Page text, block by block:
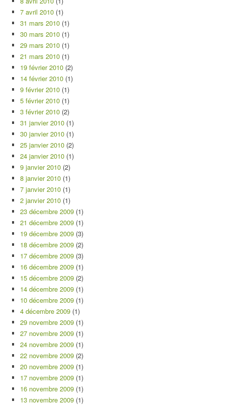
7 avril 2010 (1)
31 mars 2010 (1)
30 mars 2010 (1)
29 mars 2010 (1)
21 mars 2010 (1)
19 février 2010 (2)
14 février 2010 (1)
9 février 2010 (1)
5 février 2010 (1)
3 février 2010 (2)
31 janvier 2010 (1)
30 janvier 2010 (1)
25 janvier 2010 (2)
24 janvier 2010 (1)
9 janvier 2010 (2)
8 janvier 2010 (1)
7 janvier 2010 (1)
2 janvier 2010 (1)
23 décembre 2009 (1)
21 décembre 2009 (1)
19 décembre 2009 (3)
18 décembre 2009 (2)
17 décembre 2009 (3)
16 décembre 2009 (1)
15 décembre 2009 (2)
14 décembre 2009 (1)
10 décembre 2009 (1)
4 décembre 2009 (1)
29 novembre 2009 (1)
27 novembre 2009 (1)
24 novembre 2009 (1)
22 novembre 2009 (2)
20 novembre 2009 (1)
17 novembre 2009 (1)
16 novembre 2009 (1)
13 novembre 2009 (1)